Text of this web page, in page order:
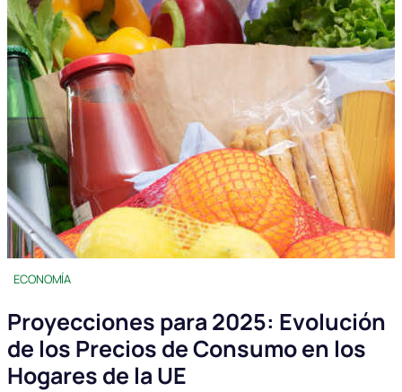
ECONOMÍA
Proyecciones para 2025: Evolución
de los Precios de Consumo en los
Hogares de la UE